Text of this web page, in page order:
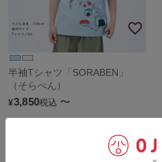
半袖Tシャツ「SORABEN」
（そらべん）
¥3,850税込 〜